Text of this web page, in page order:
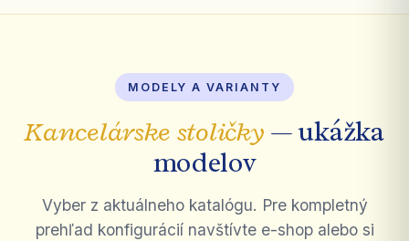
MODELY A VARIANTY
Kancelárske stoličky — ukážka
modelov
Vyber z aktuálneho katalógu. Pre kompletný
prehľad konfigurácií navštívte e-shop alebo si